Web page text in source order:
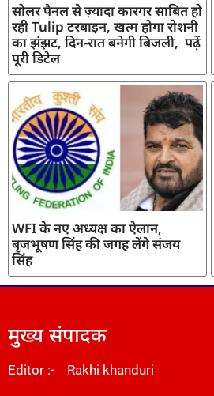
सोलर पैनल से ज़्यादा कारगर साबित हो
रही Tulip टरबाइन, खत्म होगा रोशनी
का झंझट, दिन-रात बनेगी बिजली, पढ़ें
पूरी डिटेल
WFI के नए अध्यक्ष का ऐलान,
बृजभूषण सिंह की जगह लेंगे संजय
सिंह
मुख्य संपादक
Editor :- Rakhi khanduri